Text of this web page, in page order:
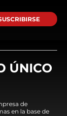
ÚNICO
de
en la base de